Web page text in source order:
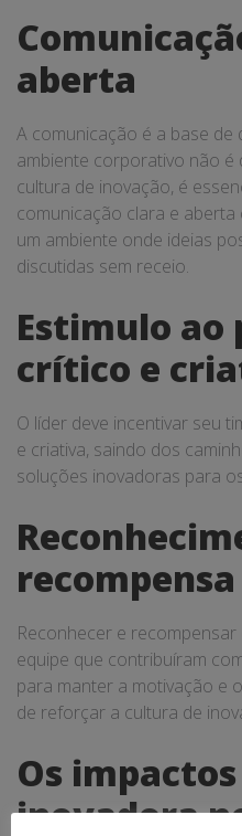
aberta
A comunicação é a base de
ambiente corporativo não é
cultura de inovação, é
comunicação clara e
um ambiente onde ideias
discutidas sem receio.
Estimulo ao
crítico e
O líder deve incentivar seu
e criativa, saindo dos
soluções inovadoras para
recompensa
Reconhecer e
equipe que contribuíram
para manter a motivação e
de reforçar a cultura de
Os
inovadora